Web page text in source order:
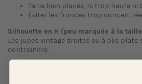
Taille bien placée, ni trop haute ni
Éviter les fronces trop
Silhouette en H (peu marquée à la
Les jupes vintage droites ou à plis
contraindre.
Matières avec un léger tombé